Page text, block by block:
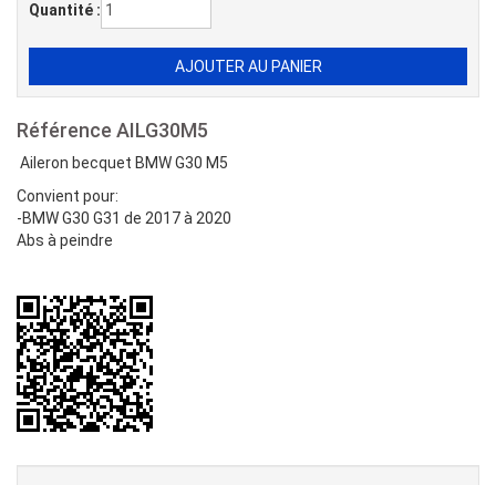
Quantité :
Référence AILG30M5
Aileron becquet BMW G30 M5
Convient pour:
-BMW G30 G31 de 2017 à 2020
Abs à peindre